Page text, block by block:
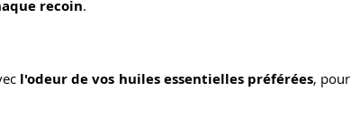
recoin.
l'odeur de vos huiles essentielles préférées, pour